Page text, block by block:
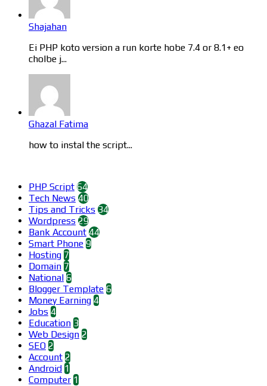
Shajahan
Ei PHP koto version a run korte hobe 7.4 or 8.1+ eo
cholbe j...
Ghazal Fatima
how to instal the script...
PHP Script 64
Tech News 40
Tips and Tricks 34
Wordpress 29
Bank Account 44
Smart Phone 9
Hosting 7
Domain 7
National 6
Blogger Template 6
Money Earning 4
Jobs 4
Education 3
Web Design 2
SEO 2
Account 2
Android 1
Computer 1